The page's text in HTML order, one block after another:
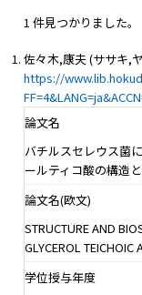
1 件見つかりました。
佐々木,康夫 (ササキ,
https://
論文名
バチルスセレウス菌
ールティコ酸の構造
論文名(欧文)
STRUCTURE AND
GLYCEROL TEICHOIC
学位授与年度